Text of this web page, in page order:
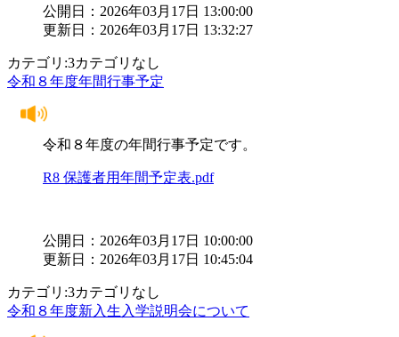
公開日：2026年03月17日 13:00:00
更新日：2026年03月17日 13:32:27
カテゴリ:3カテゴリなし
令和８年度年間行事予定
令和８年度の年間行事予定です。
R8 保護者用年間予定表.pdf
公開日：2026年03月17日 10:00:00
更新日：2026年03月17日 10:45:04
カテゴリ:3カテゴリなし
令和８年度新入生入学説明会について